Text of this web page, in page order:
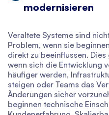
modernisieren
Veraltete Systeme sind
Problem, wenn sie
direkt zu beeinflussen.
wenn sich die Entwicklung
häufiger werden,
steigen oder Teams das
Änderungen sicher
beginnen technische